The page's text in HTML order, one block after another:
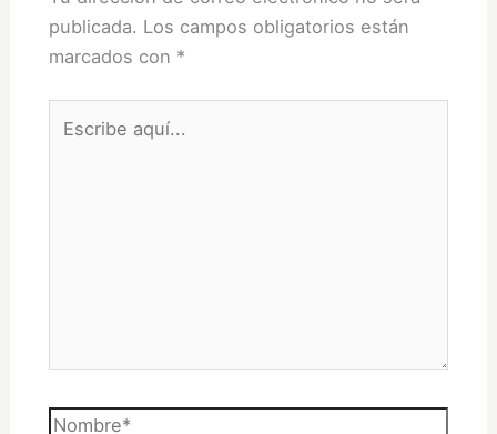
publicada. Los campos obligatorios están
marcados con *
Nombre*